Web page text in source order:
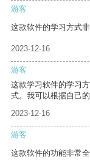
游客
这款软件的学习方式
2023-12-16
游客
这款学习软件的学习
式。我可以根据自己
2023-12-16
游客
这款软件的功能非常